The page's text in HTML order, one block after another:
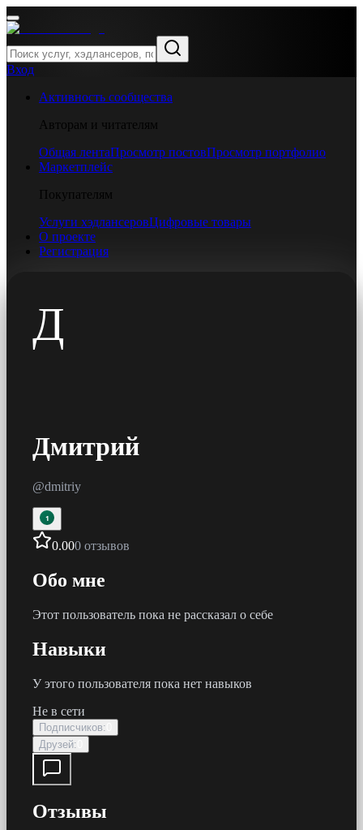
Вход
Активность сообщества
Авторам и читателям
Общая лентаПросмотр постовПросмотр портфолио
Маркетплейс
Покупателям
Услуги хэдлансеровЦифровые товары
О проекте
Регистрация
Д
Дмитрий
@dmitriy
1
0.000 отзывов
Обо мне
Этот пользователь пока не рассказал о себе
Навыки
У этого пользователя пока нет навыков
Не в сети
Подписчиков:
Друзей:
Отзывы